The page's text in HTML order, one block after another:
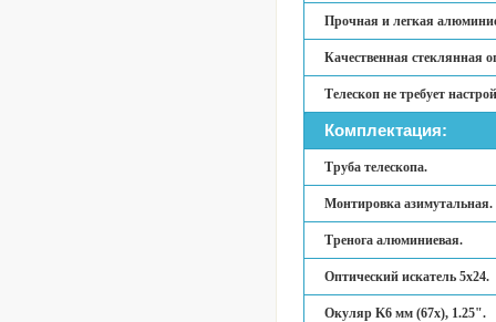
Прочная и легкая
Качественная стеклянная
Телескоп не требует
Комплектация:
Труба телескопа.
Монтировка азимутальная.
Тренога алюминиевая.
Оптический искатель 5х24.
Окуляр K6 мм (67x), 1.25".